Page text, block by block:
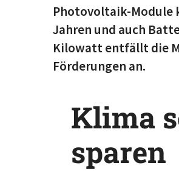
Photovoltaik-Module
Jahren und auch
Kilowatt entfällt die
Förderungen an.
Klima
sparen